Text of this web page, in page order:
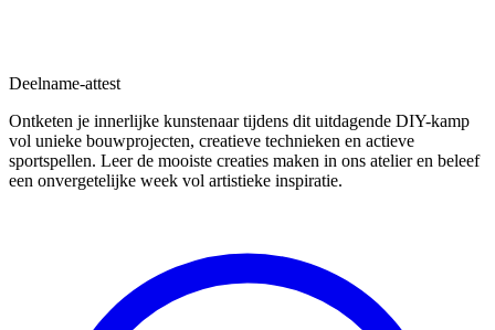
Deelname-attest
Ontketen je innerlijke kunstenaar tijdens dit uitdagende DIY-kamp
vol unieke bouwprojecten, creatieve technieken en actieve
sportspellen. Leer de mooiste creaties maken in ons atelier en beleef
een onvergetelijke week vol artistieke inspiratie.